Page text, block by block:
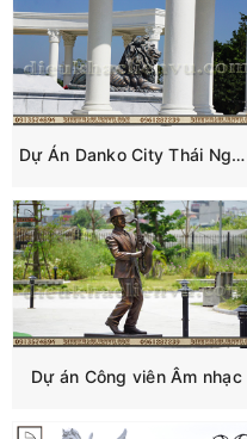
Dự Án Danko City Thái Nguyên
Dự án Công viên Âm nhạc